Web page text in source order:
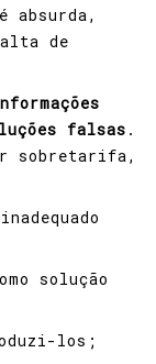
absurda,
de
falsas .
sobretarifa,
solução
los;